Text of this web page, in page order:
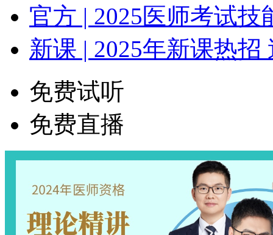
官方 | 2025医师考试
新课 | 2025年新课热招
免费试听
免费直播